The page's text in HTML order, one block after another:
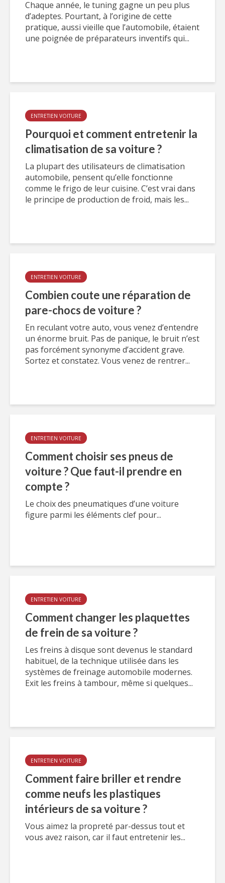
Chaque année, le tuning gagne un peu plus
d’adeptes. Pourtant, à l’origine de cette
pratique, aussi vieille que l’automobile, étaient
une poignée de préparateurs inventifs qui...
ENTRETIEN VOITURE
Pourquoi et comment entretenir la
climatisation de sa voiture ?
La plupart des utilisateurs de climatisation
automobile, pensent qu’elle fonctionne
comme le frigo de leur cuisine. C’est vrai dans
le principe de production de froid, mais les...
ENTRETIEN VOITURE
Combien coute une réparation de
pare-chocs de voiture ?
En reculant votre auto, vous venez d’entendre
un énorme bruit. Pas de panique, le bruit n’est
pas forcément synonyme d’accident grave.
Sortez et constatez. Vous venez de rentrer...
ENTRETIEN VOITURE
Comment choisir ses pneus de
voiture ? Que faut-il prendre en
compte ?
Le choix des pneumatiques d’une voiture
figure parmi les éléments clef pour...
ENTRETIEN VOITURE
Comment changer les plaquettes
de frein de sa voiture ?
Les freins à disque sont devenus le standard
habituel, de la technique utilisée dans les
systèmes de freinage automobile modernes.
Exit les freins à tambour, même si quelques...
ENTRETIEN VOITURE
Comment faire briller et rendre
comme neufs les plastiques
intérieurs de sa voiture ?
Vous aimez la propreté par-dessus tout et
vous avez raison, car il faut entretenir les...